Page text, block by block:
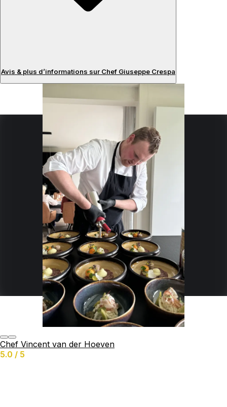
Avis & plus d’informations sur Chef Giuseppe Crespa
Je suis un chef passionné de la Cuisine élégante et
Spécialités :
Méditerranéenne
Francais
Japonaise
Gastronomique
Fruits De Mer
Gourmet
Fine-Dining
Services proposés
Anniversaire
Table De Partage
Bbq
Yachts
Business
Chef Vincent van der Hoeven
5.0 / 5